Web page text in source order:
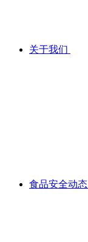
关于我们
食品安全动态